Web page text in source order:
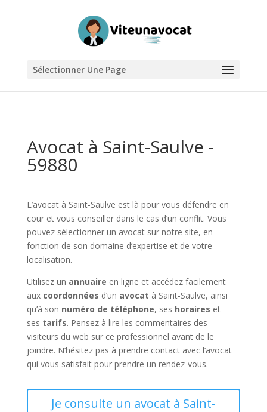
Sélectionner Une Page
Avocat à Saint-Saulve -
59880
L’avocat à Saint-Saulve est là pour vous défendre en
cour et vous conseiller dans le cas d’un conflit. Vous
pouvez sélectionner un avocat sur notre site, en
fonction de son domaine d’expertise et de votre
localisation.
Utilisez un annuaire en ligne et accédez facilement
aux coordonnées d’un avocat à Saint-Saulve, ainsi
qu’à son numéro de téléphone, ses horaires et
ses tarifs. Pensez à lire les commentaires des
visiteurs du web sur ce professionnel avant de le
joindre. N’hésitez pas à prendre contact avec l’avocat
qui vous satisfait pour prendre un rendez-vous.
Je consulte un avocat à Saint-